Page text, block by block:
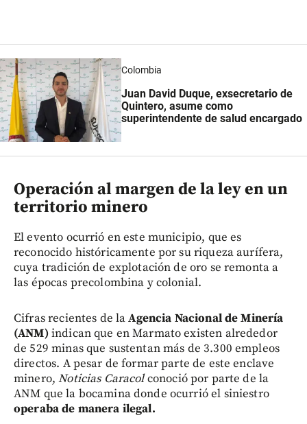
Colombia
Juan David Duque, exsecretario de
Quintero, asume como
superintendente de salud encargado
Operación al margen de la ley en un
territorio minero
El evento ocurrió en este municipio, que es
reconocido históricamente por su riqueza aurífera,
cuya tradición de explotación de oro se remonta a
las épocas precolombina y colonial.
Cifras recientes de laAgencia Nacional de Minería
(ANM)indican que en Marmato existen alrededor
de 529 minas que sustentan más de 3.300 empleos
directos. A pesar de formar parte de este enclave
minero,Noticias Caracolconoció por parte de la
ANM que la bocamina donde ocurrió el siniestro
operaba de manera ilegal.